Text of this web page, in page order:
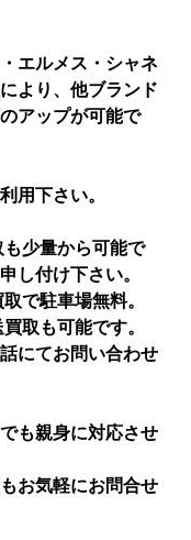
エルメス・シャネ
より、他ブランド
アップが可能で
用下さい。
し付け下さい。
で駐車場無料。
にてお問い合わせ
も親身に対応させ
お気軽にお問合せ